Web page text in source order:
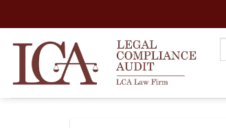
content